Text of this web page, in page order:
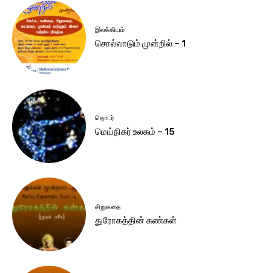
இலக்கியம்
சொல்லாடும் முன்றில் – 1
தொடர்
மெய்நிகர் உலகம் – 15
சிறுகதை
துரோகத்தின் கண்கள்